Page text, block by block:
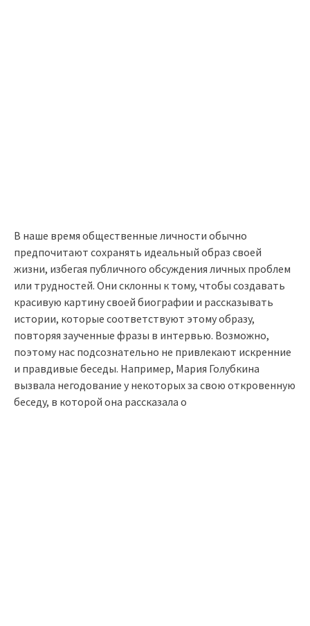
В наше время общественные личности обычно
предпочитают сохранять идеальный образ своей
жизни, избегая публичного обсуждения личных проблем
или трудностей. Они склонны к тому, чтобы создавать
красивую картину своей биографии и рассказывать
истории, которые соответствуют этому образу,
повторяя заученные фразы в интервью. Возможно,
поэтому нас подсознательно не привлекают искренние
и правдивые беседы. Например, Мария Голубкина
вызвала негодование у некоторых за свою откровенную
беседу, в которой она рассказала о